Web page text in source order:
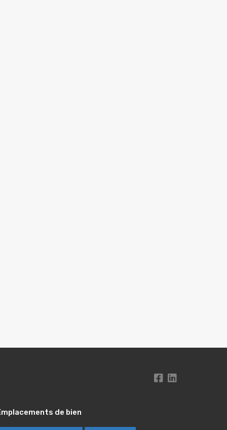
de bien